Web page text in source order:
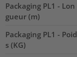
Packaging PL1 - Lon
gueur (m)
Packaging PL1 - Poid
s (KG)